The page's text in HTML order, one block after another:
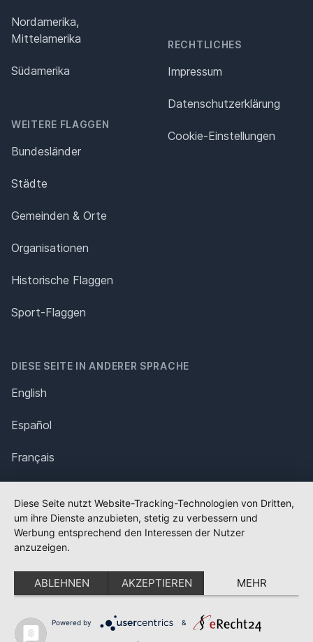
Nordamerika,
Mittelamerika
Südamerika
WEITERE FLAGGEN
Bundesländer
Städte
Gemeinden & Orte
Organisationen
Historische Flaggen
Sport-Flaggen
RECHTLICHES
Impressum
Datenschutz­erklärung
Cookie-Einstellungen
DIESE SEITE IN ANDERER SPRACHE
English
Español
Français
Polska
Português
Nederlands
Svenska
Diese Seite nutzt Website-Tracking-Technologien von Dritten,
um ihre Dienste anzubieten, stetig zu verbessern und
Werbung entsprechend den Interessen der Nutzer
anzuzeigen.
ABLEHNEN AKZEPTIEREN MEHR
Powered by &